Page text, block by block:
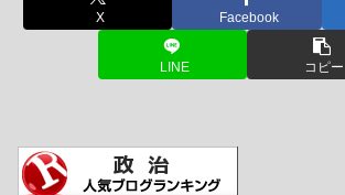
X Facebook
LINE コピー